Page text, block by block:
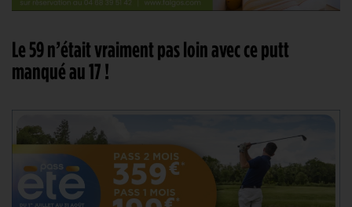
Le 59 n’était vraiment pas loin avec ce putt
manqué au 17 !